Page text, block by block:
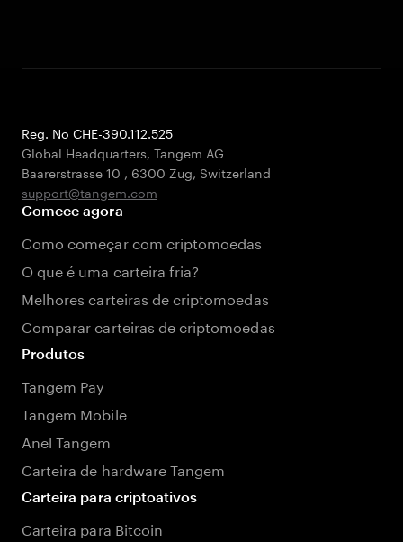
Reg. No CHE-390.112.525
Global Headquarters, Tangem AG
Baarerstrasse 10 , 6300 Zug, Switzerland
support@tangem.com
Comece agora
Como começar com criptomoedas
O que é uma carteira fria?
Melhores carteiras de criptomoedas
Comparar carteiras de criptomoedas
Produtos
Tangem Pay
Tangem Mobile
Anel Tangem
Carteira de hardware Tangem
Carteira para criptoativos
Carteira para Bitcoin